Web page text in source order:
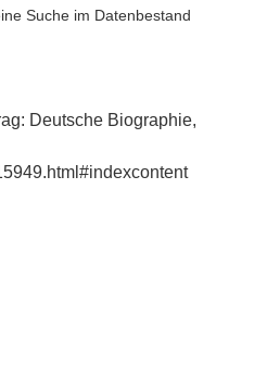
Suche im Datenbestand
Deutsche Biographie,